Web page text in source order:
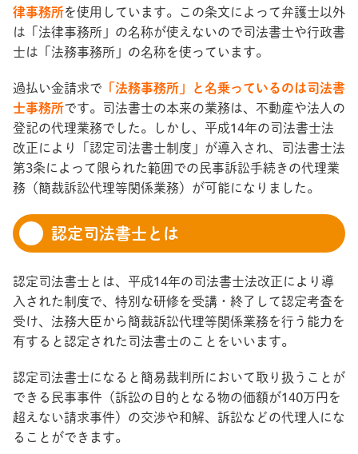
律事務所を使用しています。この条文によって弁護士以外
は「法律事務所」の名称が使えないので司法書士や行政書
士は「法務事務所」の名称を使っています。
過払い金請求で 「法務事務所」と名乗っているのは司法書
士事務所です。司法書士の本来の業務は、不動産や法人の
登記の代理業務でした。しかし、平成14年の司法書士法
改正により「認定司法書士制度」が導入され、司法書士法
第3条によって限られた範囲での民事訴訟手続きの代理業
務（簡裁訴訟代理等関係業務）が可能になりました。
認定司法書士とは
認定司法書士とは、平成14年の司法書士法改正により導
入された制度で、特別な研修を受講・終了して認定考査を
受け、法務大臣から簡裁訴訟代理等関係業務を行う能力を
有すると認定された司法書士のことをいいます。
認定司法書士になると簡易裁判所において取り扱うことが
できる民事事件（訴訟の目的となる物の価額が140万円を
超えない請求事件）の交渉や和解、訴訟などの代理人にな
ることができます。